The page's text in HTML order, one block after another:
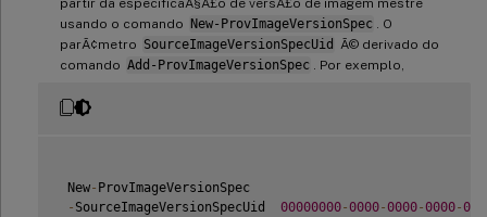
usando o comando New-ProvImageVersionSpec
. O
parÃ¢metro SourceImageVersionSpecUid
Ã© derivado do
comando Add-ProvImageVersionSpec . Por exemplo,
New- ProvImageVersionSpec
- SourceImageVersionSpecUid 00000000-0000-0000-0000-